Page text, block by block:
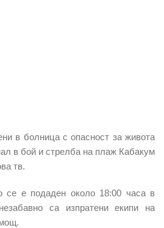
в болницасопасност за живота
в бой и стрелба на плаж Кабакум
тв.
се е подаден около 18:00 часа в
са изпратени екипи на